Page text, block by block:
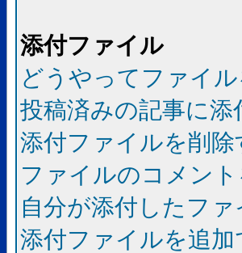
添付ファイル
どうやってファイ
投稿済みの記事に
添付ファイルを削除
ファイルのコメン
自分が添付したフ
添付ファイルを追